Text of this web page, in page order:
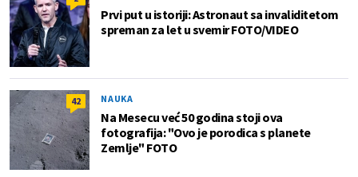
Prvi put u istoriji: Astronaut sa invaliditetom
spreman za let u svemir FOTO/VIDEO
42 NAUKA
Na Mesecu već 50 godina stoji ova
fotografija: "Ovo je porodica s planete
Zemlje" FOTO